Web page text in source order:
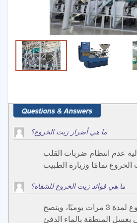
ما هي أضرار زيت الخروع؟
عدم انتظام ضربات القلب
ما هي فوائد زيت الخروع للشفاه؟
يعتبر زيت الخروع مرطبًا قويًا للشفاه يعمل على علاج تشققاتها والجفاف الذي يصيبها، كما أنه يعمل على تغذيتها، فقط قومي بدهن الشفاه بكمية قليلة من زيت الخروع لمدة 3 مرات يوميًا، وينصح